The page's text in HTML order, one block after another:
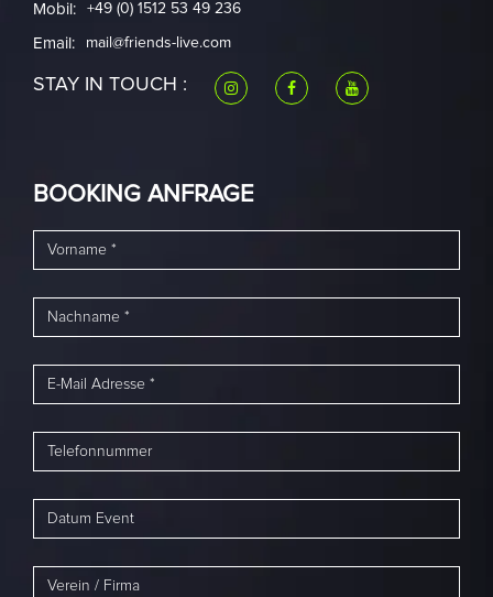
Mobil: +49 (0) 1512 53 49 236
Email: mail@friends-live.com
STAY IN TOUCH :
BOOKING ANFRAGE